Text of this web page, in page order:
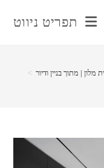
תפריט ניווט
| מתוך בניין ודיור >